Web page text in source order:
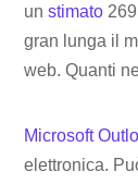
unstimato
gran lunga il
web. Quanti
Microsoft
elettronica.